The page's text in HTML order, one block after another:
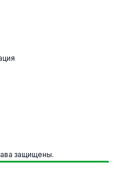
защищены.